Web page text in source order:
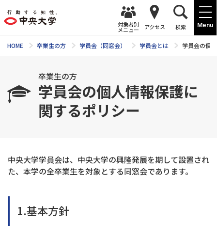
Menu
対象者別
メニュー アクセス 検索
HOME 卒業生の方 学員会（同窓会） 学員会とは 学員会の個
卒業生の方
学員会の個人情報保護に
関するポリシー
中央大学学員会は、中央大学の興隆発展を期して設置され
た、本学の全卒業生を対象とする同窓会であります。
1.基本方針